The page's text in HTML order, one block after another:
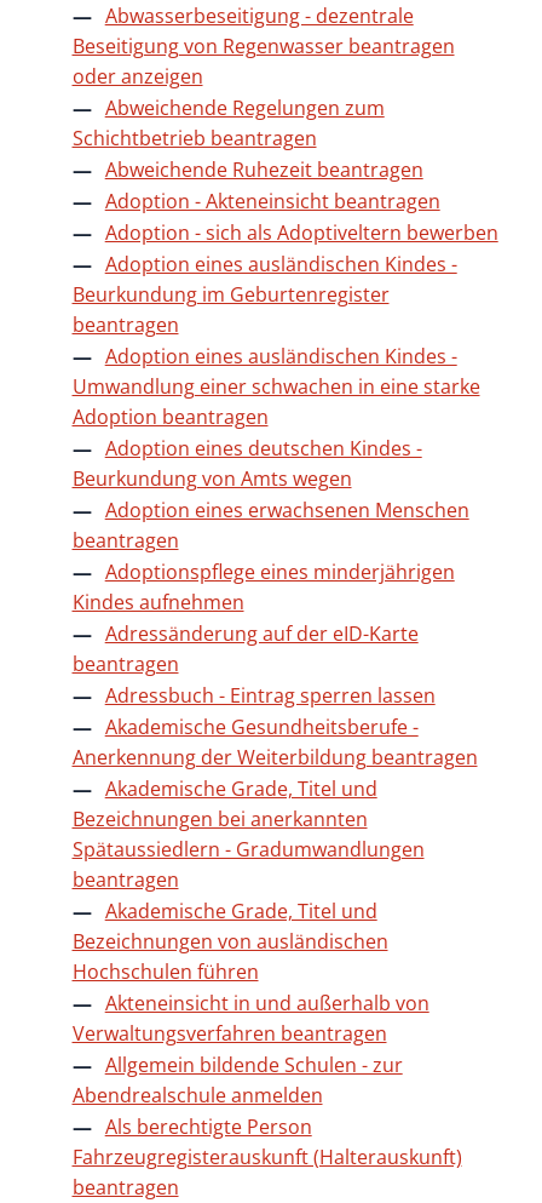
Abwasserbeseitigung - dezentrale
Beseitigung von Regenwasser beantragen
oder anzeigen
Abweichende Regelungen zum
Schichtbetrieb beantragen
Abweichende Ruhezeit beantragen
Adoption - Akteneinsicht beantragen
Adoption - sich als Adoptiveltern bewerben
Adoption eines ausländischen Kindes -
Beurkundung im Geburtenregister
beantragen
Adoption eines ausländischen Kindes -
Umwandlung einer schwachen in eine starke
Adoption beantragen
Adoption eines deutschen Kindes -
Beurkundung von Amts wegen
Adoption eines erwachsenen Menschen
beantragen
Adoptionspflege eines minderjährigen
Kindes aufnehmen
Adressänderung auf der eID-Karte
beantragen
Adressbuch - Eintrag sperren lassen
Akademische Gesundheitsberufe -
Anerkennung der Weiterbildung beantragen
Akademische Grade, Titel und
Bezeichnungen bei anerkannten
Spätaussiedlern - Gradumwandlungen
beantragen
Akademische Grade, Titel und
Bezeichnungen von ausländischen
Hochschulen führen
Akteneinsicht in und außerhalb von
Verwaltungsverfahren beantragen
Allgemein bildende Schulen - zur
Abendrealschule anmelden
Als berechtigte Person
Fahrzeugregisterauskunft (Halterauskunft)
beantragen